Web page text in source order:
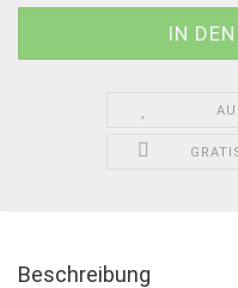
Beschreibung